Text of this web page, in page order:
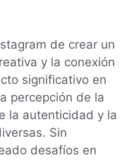
de crear un
y la conexión
significativo en
percepción de la
la autenticidad y la
Sin
desafíos en